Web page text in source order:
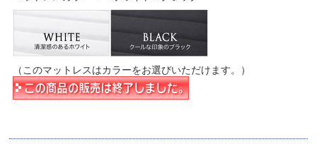
（このマットレスはカラーをお選びいただけます。）